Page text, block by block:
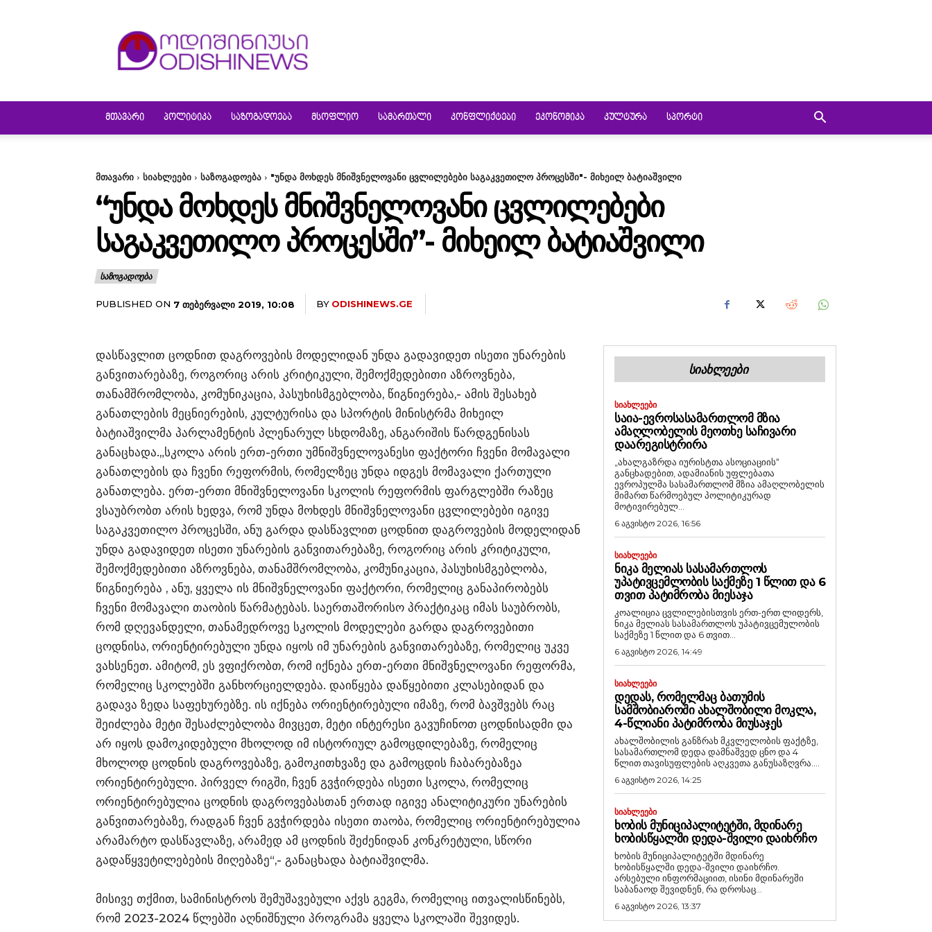
ᲛᲗᲐᲕᲐᲠᲘ ᲞᲝᲚᲘᲢᲘᲙᲐ ᲡᲐᲖᲝᲒᲐᲓᲝᲔᲑᲐ ᲛᲡᲝᲤᲚᲘᲝ ᲡᲐᲛᲐᲠᲗᲐᲚᲘ ᲙᲝᲜᲤᲚᲘᲥᲢᲔᲑᲘ ᲔᲙᲝᲜᲝᲛᲘᲙᲐ ᲙᲣᲚᲢᲣᲠᲐ ᲡᲞᲝᲠᲢᲘ
მთავარი სიახლეები საზოგადოება "უნდა მოხდეს მნიშვნელოვანი ცვლილებები საგაკვეთილო პროცესში"- მიხეილ ბატიაშვილი
“ᲣᲜᲓᲐ ᲛᲝᲮᲓᲔᲡ ᲛᲜᲘᲨᲕᲜᲔᲚᲝᲕᲐᲜᲘ ᲪᲕᲚᲘᲚᲔᲑᲔᲑᲘ
ᲡᲐᲒᲐᲙᲕᲔᲗᲘᲚᲝ ᲞᲠᲝᲪᲔᲡᲨᲘ”- ᲛᲘᲮᲔᲘᲚ ᲑᲐᲢᲘᲐᲨᲕᲘᲚᲘ
ᲡᲐᲖᲝᲒᲐᲓᲝᲔᲑᲐ
PUBLISHED ON 7 ᲗᲔᲑᲔᲠᲕᲐᲚᲘ 2019, 10:08 BY ODISHINEWS.GE
დასწავლით ცოდნით დაგროვების მოდელიდან უნდა გადავიდეთ ისეთი უნარების
განვითარებაზე, როგორიც არის კრიტიკული, შემოქმედებითი აზროვნება,
თანამშრომლობა, კომუნიკაცია, პასუხისმგებლობა, წიგნიერება,- ამის შესახებ
განათლების მეცნიერების, კულტურისა და სპორტის მინისტრმა მიხეილ
ბატიაშვილმა პარლამენტის პლენარულ სხდომაზე, ანგარიშის წარდგენისას
განაცხადა.„სკოლა არის ერთ-ერთი უმნიშვნელოვანესი ფაქტორი ჩვენი მომავალი
განათლების და ჩვენი რეფორმის, რომელზეც უნდა იდგეს მომავალი ქართული
განათლება. ერთ-ერთი მნიშვნელოვანი სკოლის რეფორმის ფარგლებში რაზეც
ვსაუბრობთ არის ხედვა, რომ უნდა მოხდეს მნიშვნელოვანი ცვლილებები იგივე
საგაკვეთილო პროცესში, ანუ გარდა დასწავლით ცოდნით დაგროვების მოდელიდან
უნდა გადავიდეთ ისეთი უნარების განვითარებაზე, როგორიც არის კრიტიკული,
შემოქმედებითი აზროვნება, თანამშრომლობა, კომუნიკაცია, პასუხისმგებლობა,
წიგნიერება , ანუ, ყველა ის მნიშვნელოვანი ფაქტორი, რომელიც განაპირობებს
ჩვენი მომავალი თაობის წარმატებას. საერთაშორისო პრაქტიკაც იმას საუბრობს,
რომ დღევანდელი, თანამედროვე სკოლის მოდელები გარდა დაგროვებითი
ცოდნისა, ორიენტირებული უნდა იყოს იმ უნარების განვითარებაზე, რომელიც უკვე
ვახსენეთ. ამიტომ, ეს ვფიქრობთ, რომ იქნება ერთ-ერთი მნიშვნელოვანი რეფორმა,
რომელიც სკოლებში განხორციელდება. დაიწყება დაწყებითი კლასებიდან და
გადავა ზედა საფეხურებზე. ის იქნება ორიენტირებული იმაზე, რომ ბავშვებს რაც
შეიძლება მეტი შესაძლებლობა მივცეთ, მეტი ინტერესი გავუჩინოთ ცოდნისადმი და
არ იყოს დამოკიდებული მხოლოდ იმ ისტორიულ გამოცდილებაზე, რომელიც
მხოლოდ ცოდნის დაგროვებაზე, გამოკითხვაზე და გამოცდის ჩაბარებაზეა
ორიენტირებული. პირველ რიგში, ჩვენ გვჭირდება ისეთი სკოლა, რომელიც
ორიენტირებულია ცოდნის დაგროვებასთან ერთად იგივე ანალიტიკური უნარების
განვითარებაზე, რადგან ჩვენ გვჭირდება ისეთი თაობა, რომელიც ორიენტირებულია
არამარტო დასწავლაზე, არამედ ამ ცოდნის შეძენიდან კონკრეტული, სწორი
გადაწყვეტილებების მიღებაზე“,- განაცხადა ბატიაშვილმა.
მისივე თქმით, სამინისტროს შემუშავებული აქვს გეგმა, რომელიც ითვალისწინებს,
რომ 2023-2024 წლებში აღნიშნული პროგრამა ყველა სკოლაში შევიდეს.
ᲡᲘᲐᲮᲚᲔᲔᲑᲘ
ᲡᲘᲐᲮᲚᲔᲔᲑᲘ
ᲡᲐᲘᲐ-ᲔᲕᲠᲝᲡᲐᲡᲐᲛᲐᲠᲗᲚᲝᲛ ᲛᲖᲘᲐ
ᲐᲛᲐᲦᲚᲝᲑᲔᲚᲘᲡ ᲛᲔᲝᲗᲮᲔ ᲡᲐᲩᲘᲕᲐᲠᲘ
ᲓᲐᲐᲠᲔᲒᲘᲡᲢᲠᲘᲠᲐ
„ახალგაზრდა იურისტთა ასოციაციის“
განცხადებით, ადამიანის უფლებათა
ევროპულმა სასამართლომ მზია ამაღლობელის
მიმართ წარმოებულ პოლიტიკურად
მოტივირებულ...
6 აგვისტო 2026, 16:56
ᲡᲘᲐᲮᲚᲔᲔᲑᲘ
ᲜᲘᲙᲐ ᲛᲔᲚᲘᲐᲡ ᲡᲐᲡᲐᲛᲐᲠᲗᲚᲝᲡ
ᲣᲞᲐᲢᲘᲕᲪᲔᲛᲚᲝᲑᲘᲡ ᲡᲐᲥᲛᲔᲖᲔ 1 ᲬᲚᲘᲗ ᲓᲐ 6
ᲗᲕᲘᲗ ᲞᲐᲢᲘᲛᲠᲝᲑᲐ ᲛᲘᲔᲡᲐᲯᲐ
კოალიცია ცვლილებისთვის ერთ-ერთ ლიდერს,
ნიკა მელიას სასამართლოს უპატივცემულობის
საქმეზე 1 წლით და 6 თვით...
6 აგვისტო 2026, 14:49
ᲡᲘᲐᲮᲚᲔᲔᲑᲘ
ᲓᲔᲓᲐᲡ, ᲠᲝᲛᲔᲚᲛᲐᲪ ᲑᲐᲗᲣᲛᲘᲡ
ᲡᲐᲛᲨᲝᲑᲘᲐᲠᲝᲨᲘ ᲐᲮᲐᲚᲨᲝᲑᲘᲚᲘ ᲛᲝᲙᲚᲐ,
4-ᲬᲚᲘᲐᲜᲘ ᲞᲐᲢᲘᲛᲠᲝᲑᲐ ᲛᲘᲣᲡᲐᲯᲔᲡ
ახალშობილის განზრახ მკვლელობის ფაქტზე,
სასამართლომ დედა დამნაშვედ ცნო და 4
წლით თავისუფლების აღკვეთა განუსაზღვრა....
6 აგვისტო 2026, 14:25
ᲡᲘᲐᲮᲚᲔᲔᲑᲘ
ᲮᲝᲑᲘᲡ ᲛᲣᲜᲘᲪᲘᲞᲐᲚᲘᲢᲔᲢᲨᲘ, ᲛᲓᲘᲜᲐᲠᲔ
ᲮᲝᲑᲘᲡᲬᲧᲐᲚᲨᲘ ᲓᲔᲓᲐ-ᲨᲕᲘᲚᲘ ᲓᲐᲘᲮᲠᲩᲝ
ხობის მუნიციპალიტეტში მდინარე
ხობისწყალში დედა-შვილი დაიხრჩო.
არსებული ინფორმაციით, ისინი მდინარეში
საბანაოდ შევიდნენ, რა დროსაც...
6 აგვისტო 2026, 13:37